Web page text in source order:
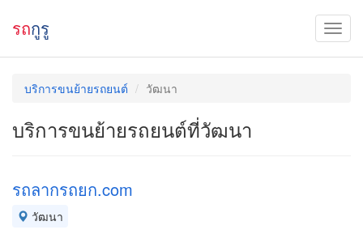
รถกูรู
บริการขนย้ายรถยนต์ วัฒนา
บริการขนย้ายรถยนต์ที่วัฒนา
รถลากรถยก.com
วัฒนา